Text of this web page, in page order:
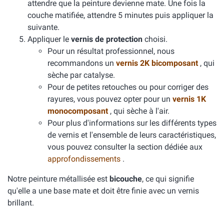
attendre que la peinture devienne mate. Une fois la
couche matifiée, attendre 5 minutes puis appliquer la
suivante.
Appliquer le vernis de protection choisi.
Pour un résultat professionnel, nous
recommandons un vernis 2K bicomposant , qui
sèche par catalyse.
Pour de petites retouches ou pour corriger des
rayures, vous pouvez opter pour un vernis 1K
monocomposant , qui sèche à l'air.
Pour plus d'informations sur les différents types
de vernis et l'ensemble de leurs caractéristiques,
vous pouvez consulter la section dédiée aux
approfondissements .
Notre peinture métallisée est bicouche, ce qui signifie
qu'elle a une base mate et doit être finie avec un vernis
brillant.